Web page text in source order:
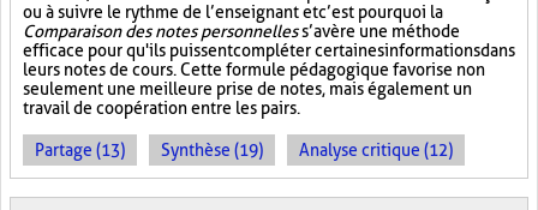
ou à suivre le rythme de l’enseignant et c’est pourquoi la
Comparaison des notes personnelless’avère une méthode
efficace pour qu'ils puissent compléter certaines informations dans
leurs notes de cours. Cette formule pédagogique favorise non
seulement une meilleure prise de notes, mais également un
travail de coopération entre les pairs.
Partage (13) Synthèse (19) Analyse critique (12)